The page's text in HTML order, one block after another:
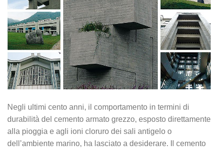
Negli ultimi cento anni, il comportamento in termini di
durabilità del cemento armato grezzo, esposto direttamente
alla pioggia e agli ioni cloruro dei sali antigelo o
dell’ambiente marino, ha lasciato a desiderare. Il cemento